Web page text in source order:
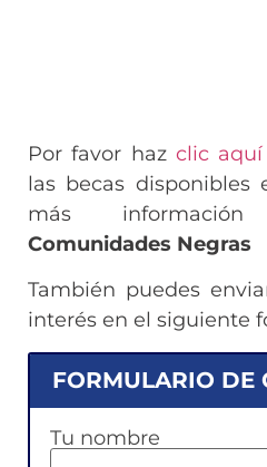
Por favor haz clic aquí
las becas disponibles
más
Comunidades Negras
También puedes
interés en el siguiente
FORMULARIO DE
Tu nombre